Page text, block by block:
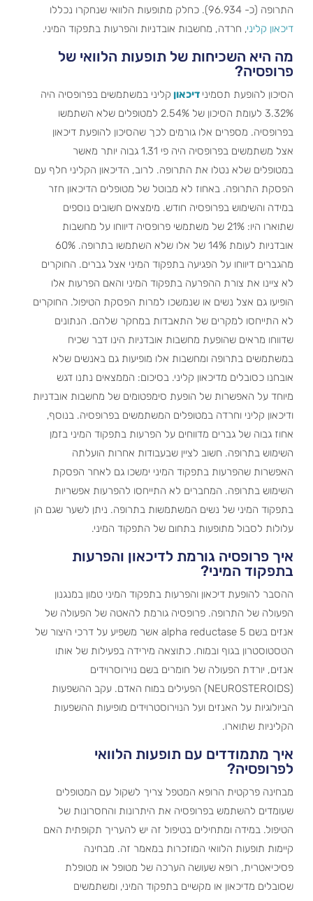
התרופה (כ- 96.934). כחלק מתופעות הלוואי שנחקרו נכללו
דיכאון קליני, חרדה, מחשבות אובדניות והפרעות בתפקוד המיני.
מה היא השכיחות של תופעות הלוואי של
פרופסיה?
הסיכון להופעת תסמיני דיכאון קליני במשתמשים בפרופסיה היה
3.32% לעומת הסיכון של 2.54% למטופלים שלא השתמשו
בפרופסיה. מספרים אלו גורמים לכך שהסיכון להופעת דיכאון
אצל משתמשים בפרופסיה היה פי 1.31 גבוה יותר מאשר
במטופלים שלא נטלו את התרופה. לרוב, הדיכאון הקליני חלף עם
הפסקת התרופה. באחוז לא מבוטל של מטופלים הדיכאון חזר
במידה והשימוש בפרופסיה חודש. מימצאים חשובים נוספים
שתוארו היו: 21% של משתמשי פרופסיה דיווחו על מחשבות
אובדניות לעומת 14% של אלו שלא השתמשו בתרופה. 60%
מהגברים דיווחו על הפגיעה בתפקוד המיני אצל גברים. החוקרים
לא ציינו את צורת ההפרעה בתפקוד המיני והאם הפרעות אלו
הופיעו גם אצל נשים או שנמשכו למרות הפסקת הטיפול. החוקרים
לא התייחסו למקרים של התאבדות במחקר שלהם. הנתונים
שדווחו מראים שהופעת מחשבות אובדניות הינו דבר שכיח
במשתמשים בתרופה ומחשבות אלו מופיעות גם באנשים שלא
אובחנו כסובלים מדיכאון קליני. בסיכום: הממצאים נתנו דגש
מיוחד על האפשרות של הופעת סימפטומים של מחשבות אובדניות
ודיכאון קליני וחרדה במטופלים המשתמשים בפרופסיה. בנוסף,
אחוז גבוה של גברים מדווחים על הפרעות בתפקוד המיני בזמן
השימוש בתרופה. חשוב לציין שבעבודות אחרות הועלתה
האפשרות שהפרעות בתפקוד המיני ימשכו גם לאחר הפסקת
השימוש בתרופה. המחברים לא התייחסו להפרעות אפשריות
בתפקוד המיני של נשים המשתמשות בתרופה. ניתן לשער שגם הן
עלולות לסבול מתופעות בתחום של התפקוד המיני.
איך פרופסיה גורמת לדיכאון והפרעות
בתפקוד המיני?
ההסבר להופעת דיכאון והפרעות בתפקוד המיני טמון במנגנון
הפעולה של התרופה. פרופסיה גורמת להאטה של הפעולה של
אנזים בשם 5 alpha reductase אשר משפיע על דרכי היצור של
הטסטוסטרון בגוף ובמוח. כתוצאה מירידה בפעילות של אותו
אנזים, יורדת הפעולה של חומרים בשם נוירוסרוידים
(NEUROSTEROIDS) הפעילים במוח האדם. עקב ההשפעות
הביולוגיות על האנזים ועל הנוירוסטרוידים מופיעות ההשפעות
הקליניות שתוארו.
איך מתמודדים עם תופעות הלוואי
לפרופסיה?
מבחינה פרקטית הרופא המטפל צריך לשקול עם המטופלים
שעומדים להשתמש בפרופסיה את היתרונות והחסרונות של
הטיפול. במידה ומתחילים בטיפול זה יש להעריך תקופתית האם
קיימות תופעות הלוואי המוזכרות במאמר זה. מבחינה
פסיכיאטרית, רופא שעושה הערכה של מטופל או מטופלת
שסובלים מדיכאון או מקשיים בתפקוד המיני, ומשתמשים